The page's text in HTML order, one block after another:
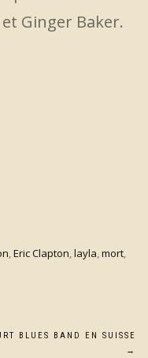
Ginger Baker.
,Eric Clapton,layla,mort,
BLUES BAND EN SUISSE
→